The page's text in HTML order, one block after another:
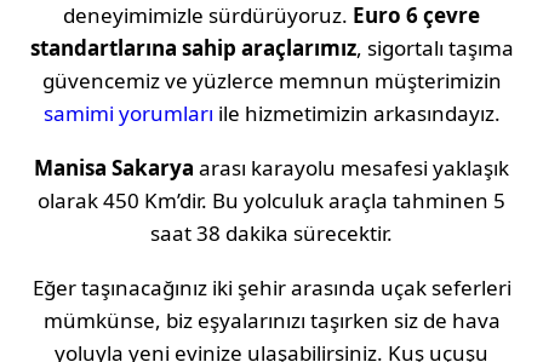
deneyimimizle sürdürüyoruz. Euro 6 çevre
standartlarına sahip araçlarımız, sigortalı taşıma
güvencemiz ve yüzlerce memnun müşterimizin
samimi yorumları ile hizmetimizin arkasındayız.
Manisa Sakarya arası karayolu mesafesi yaklaşık
olarak450 Km’dir. Bu yolculuk araçla tahminen 5
saat 38 dakika sürecektir.
Eğer taşınacağınız iki şehir arasında uçak seferleri
mümkünse, biz eşyalarınızı taşırken siz de hava
yoluyla yeni evinize ulaşabilirsiniz. Kuş uçuşu